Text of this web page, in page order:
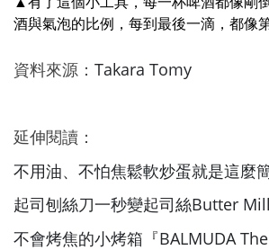
酒與氣泡的比例，每到最後一滴，都像
資料來源： Takara Tomy
延伸閱讀：
不用油、不怕焦鬆軟炒蛋就是這麼
起司刨絲刀一秒變起司絲Butter Mill
不會烤焦的小烤箱『BALMUDA The